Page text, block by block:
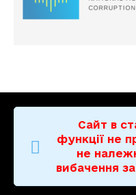
Сайт в
функції не
не
вибачення